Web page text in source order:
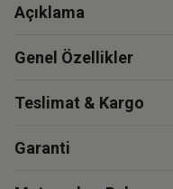
Açıklama
Genel Özellikler
Teslimat & Kargo
Garanti